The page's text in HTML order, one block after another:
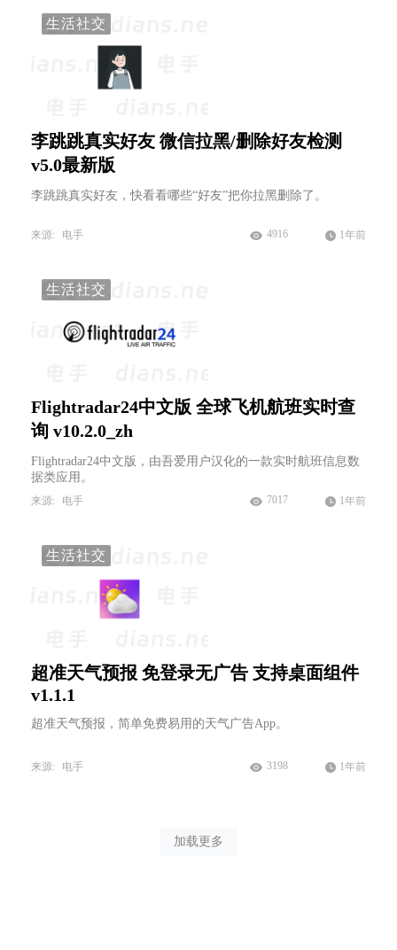
生活社交
李跳跳真实好友 微信拉黑/删除好友检测
v5.0最新版
李跳跳真实好友，快看看哪些“好友”把你拉黑删除了。
来源: 电手 4916 1年前
生活社交
Flightradar24中文版 全球飞机航班实时查
询 v10.2.0_zh
Flightradar24中文版，由吾爱用户汉化的一款实时航班信息数
据类应用。
来源: 电手 7017 1年前
生活社交
超准天气预报 免登录无广告 支持桌面组件
v1.1.1
超准天气预报，简单免费易用的天气广告App。
来源: 电手 3198 1年前
加载更多